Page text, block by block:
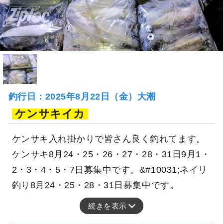
釣行日：2025年8月22日（金）大潮
ケンサキイカ
ケンサキ入れ掛かりで皆さん良く釣れてます。
ケンサキ8月24・25・26・27・28・31日9月1・
2・3・4・5・7日募集中です。&#10031;ネイリ
釣り8月24・25・28・31日募集中です。
続きを表示